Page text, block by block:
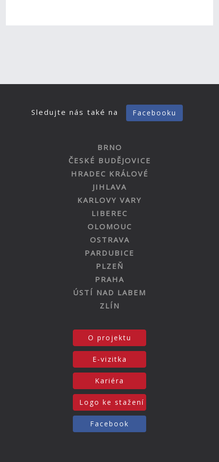
Sledujte nás také na Facebooku
BRNO
ČESKÉ BUDĚJOVICE
HRADEC KRÁLOVÉ
JIHLAVA
KARLOVY VARY
LIBEREC
OLOMOUC
OSTRAVA
PARDUBICE
PLZEŇ
PRAHA
ÚSTÍ NAD LABEM
ZLÍN
O projektu
E-vizitka
Kariéra
Logo ke stažení
Facebook